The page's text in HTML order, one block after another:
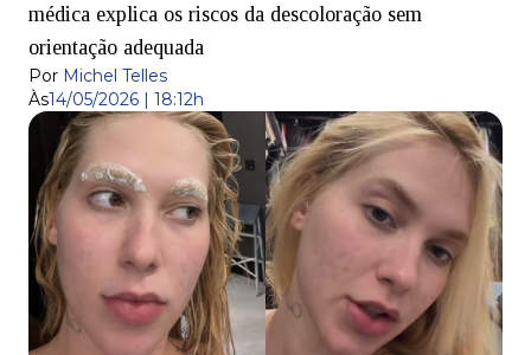
médica explica os riscos da descoloração sem
orientação adequada
Por Michel Telles
Às14/05/2026 | 18:12h